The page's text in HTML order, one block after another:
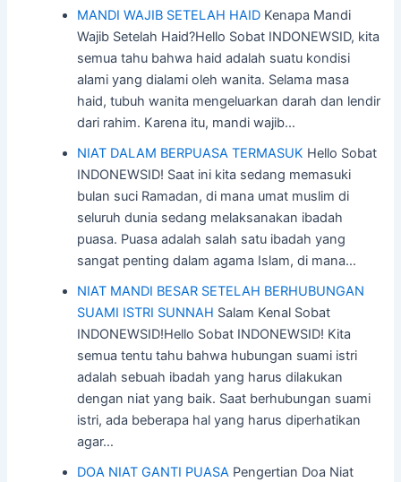
MANDI WAJIB SETELAH HAID Kenapa Mandi
Wajib Setelah Haid?Hello Sobat INDONEWSID, kita
semua tahu bahwa haid adalah suatu kondisi
alami yang dialami oleh wanita. Selama masa
haid, tubuh wanita mengeluarkan darah dan lendir
dari rahim. Karena itu, mandi wajib…
NIAT DALAM BERPUASA TERMASUK Hello Sobat
INDONEWSID! Saat ini kita sedang memasuki
bulan suci Ramadan, di mana umat muslim di
seluruh dunia sedang melaksanakan ibadah
puasa. Puasa adalah salah satu ibadah yang
sangat penting dalam agama Islam, di mana…
NIAT MANDI BESAR SETELAH BERHUBUNGAN
SUAMI ISTRI SUNNAH Salam Kenal Sobat
INDONEWSID!Hello Sobat INDONEWSID! Kita
semua tentu tahu bahwa hubungan suami istri
adalah sebuah ibadah yang harus dilakukan
dengan niat yang baik. Saat berhubungan suami
istri, ada beberapa hal yang harus diperhatikan
agar…
DOA NIAT GANTI PUASA Pengertian Doa Niat